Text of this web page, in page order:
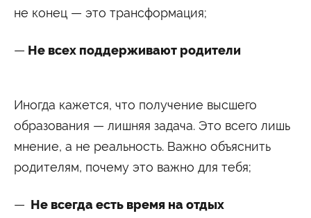
не конец — это трансформация;
Не всех поддерживают родители
Иногда кажется, что получение высшего
образования — лишняя задача. Это всего лишь
мнение, а не реальность. Важно объяснить
родителям, почему это важно для тебя;
Не всегда есть время на отдых